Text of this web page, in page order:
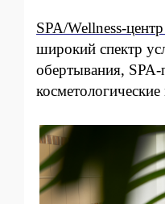
SPA/Wellness-
широкий спектр
обертывания,